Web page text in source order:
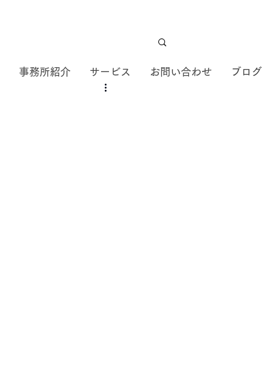
事務所紹介 サービス お問い合わせ ブログ